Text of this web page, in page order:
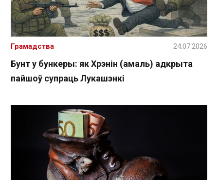
Бунт у бункеры: як Хрэнін (амаль) адкрыта
пайшоў супраць Лукашэнкі
Грамадства 24.07.2026